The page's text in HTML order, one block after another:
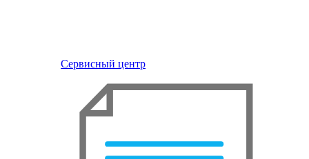
Сервисный центр